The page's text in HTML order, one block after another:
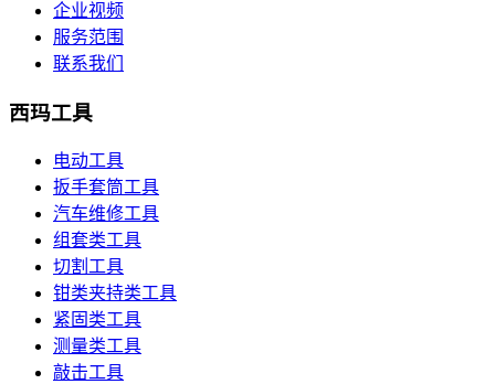
企业视频
服务范围
联系我们
西玛工具
电动工具
扳手套筒工具
汽车维修工具
组套类工具
切割工具
钳类夹持类工具
紧固类工具
测量类工具
敲击工具